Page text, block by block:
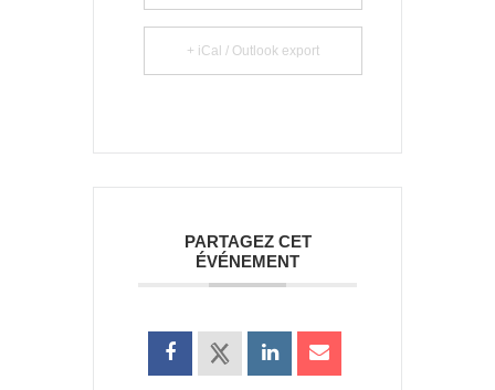
+ iCal / Outlook export
PARTAGEZ CET
ÉVÉNEMENT